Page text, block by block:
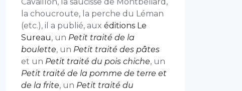
la choucroute, la perche du Léman
(etc.), il a publié, aux éditions Le
Sureau, un Petit traité de la
boulette, un Petit traité des pâtes
et un Petit traité du pois chiche, un
Petit traité de la pomme de terre et
de la frite, un Petit traité du